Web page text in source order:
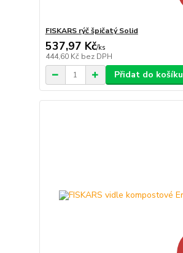
FISKARS rýč špičatý Solid
537,97 Kč/ks
444,60 Kč bez DPH
Přidat do košíku